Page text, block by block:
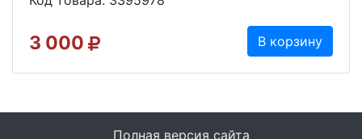
3 000 В корзину
Полная версия сайта